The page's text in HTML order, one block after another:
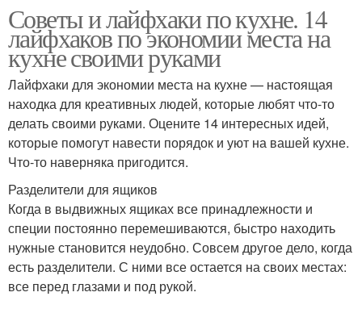
Советы и лайфхаки по кухне. 14
лайфхаков по экономии места на
кухне своими руками
Лайфхаки для экономии места на кухне — настоящая
находка для креативных людей, которые любят что-то
делать своими руками. Оцените 14 интересных идей,
которые помогут навести порядок и уют на вашей кухне.
Что-то наверняка пригодится.
Разделители для ящиков
Когда в выдвижных ящиках все принадлежности и
специи постоянно перемешиваются, быстро находить
нужные становится неудобно. Совсем другое дело, когда
есть разделители. С ними все остается на своих местах:
все перед глазами и под рукой.